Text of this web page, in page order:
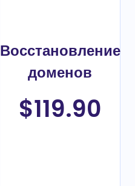
Восстановление
доменов
$119.90